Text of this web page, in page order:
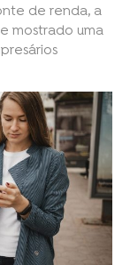
de renda, a
mostrado uma